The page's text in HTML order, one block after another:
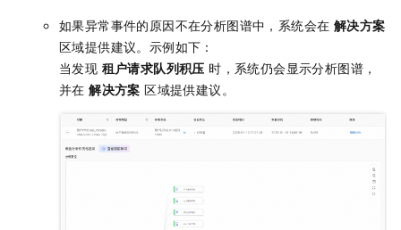
如果异常事件的原因不在分析图谱中，系统会在 解决方案
区域提供建议。示例如下：
当发现 租户请求队列积压 时，系统仍会显示分析图谱，
并在解决方案 区域提供建议。